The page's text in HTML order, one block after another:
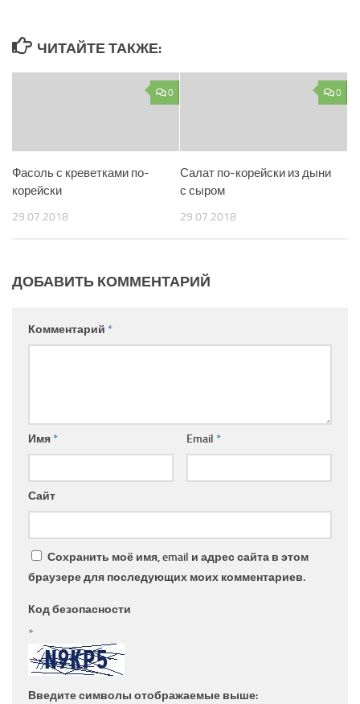
ЧИТАЙТЕ ТАКЖЕ:
0
Фасоль с креветками по-
корейски
29.07.2018
0
Салат по-корейски из дыни
с сыром
29.07.2018
ДОБАВИТЬ КОММЕНТАРИЙ
Комментарий *
Имя* Email *
Сайт
Сохранить моё имя, email и адрес сайта в этом
браузере для последующих моих комментариев.
Код безопасности
*
Введите символы отображаемые выше: